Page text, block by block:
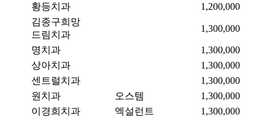
황등치과
1,200,000
김종구희망
드림치과
1,300,000
명치과
1,300,000
상아치과
1,300,000
센트럴치과
1,300,000
원치과
오스템
1,300,000
이경희치과
엑설런트
1,300,000